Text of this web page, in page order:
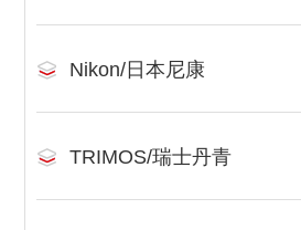
Nikon/日本尼康
TRIMOS/瑞士丹青